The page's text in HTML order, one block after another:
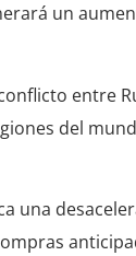
un
entre
del
una